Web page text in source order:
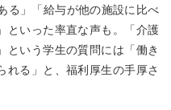
る」「給与が他の施設に比べ
といった率直な声も。「介護
という学生の質問には「働き
れる」と、福利厚生の手厚さ